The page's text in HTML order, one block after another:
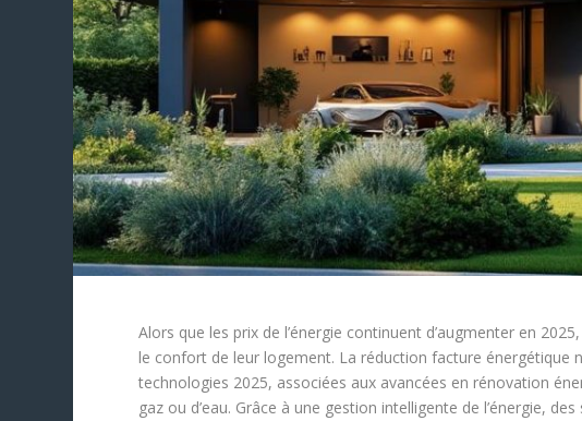
Alors que les prix de l’énergie continuent d’augmenter en
le confort de leur logement. La réduction facture énergétique
technologies 2025, associées aux avancées en rénovation
gaz ou d’eau. Grâce à une gestion intelligente de l’énergie,